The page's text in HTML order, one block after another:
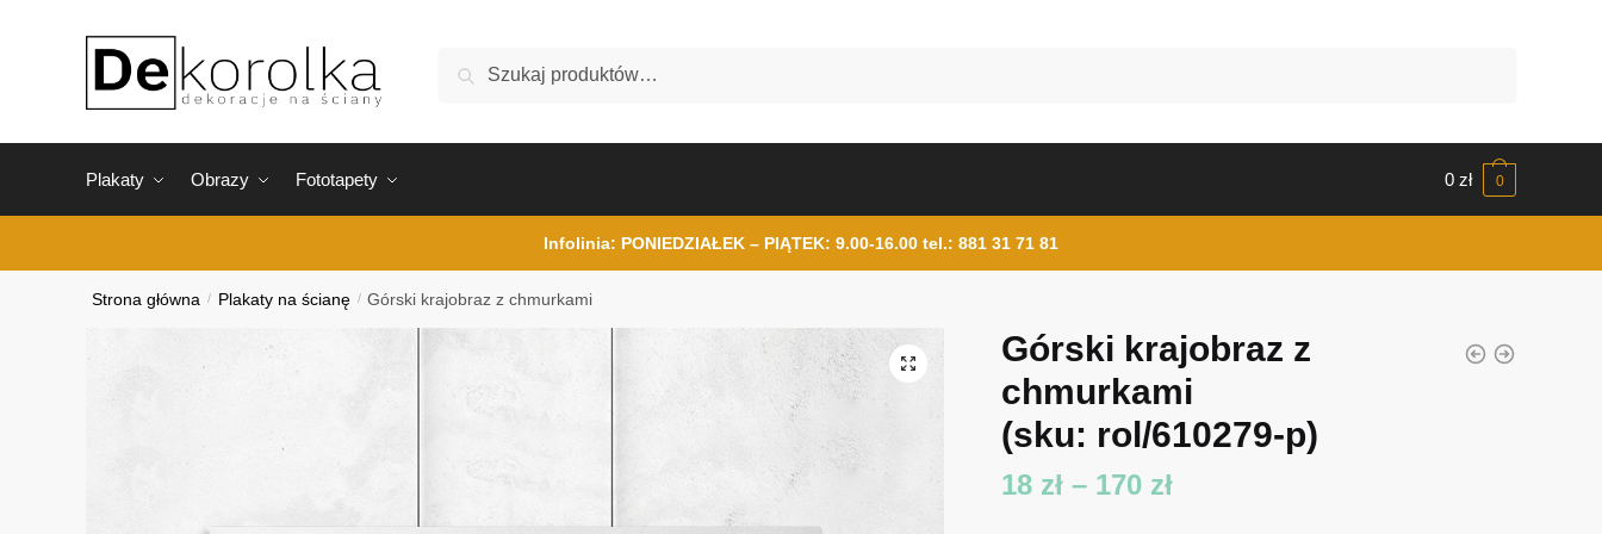
Szukaj
Plakaty Obrazy Fototapety 0 zł 0
Infolinia: PONIEDZIAŁEK – PIĄTEK: 9.00-16.00 tel.: 881 31 71 81
Strona główna / Plakaty na ścianę / Górski krajobraz z chmurkami
Górski krajobraz z
chmurkami
(sku: rol/610279-p)
18 zł – 170 złZakres